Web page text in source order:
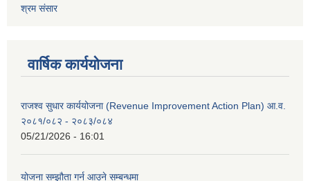
श्रम संसार
वार्षिक कार्ययोजना
राजश्व सुधार कार्ययोजना (Revenue Improvement Action Plan) आ.व.
२०८१/०८२ - २०८३/०८४
05/21/2026 - 16:01
योजना सम्झौता गर्न आउने सम्बन्धमा